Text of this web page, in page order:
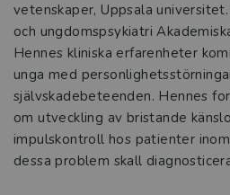
vetenskaper, Uppsala
och ungdomspsykiatri
Hennes kliniska erfarenheter
unga med
självskadebeteenden. Hennes
om utveckling av bristande
impulskontroll hos patienter
dessa problem skall